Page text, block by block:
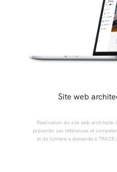
Site web
Réalisation du site web architecte
présenter ses références et
et de lumière a demandé à